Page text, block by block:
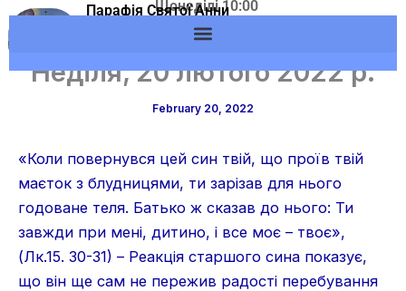
Skip
to
Парафія Святої Анни
м.Вишневе УГКЦ
Щонеділі 10:00
Адреса: м.Вишневе,
вул. Європейська, 53
Неділя, 20 лютого 2022 р.
February 20, 2022
«Коли повернувся цей син твій, що проїв твій
маєток з блудницями, ти зарізав для нього
годоване теля. Батько ж сказав до нього: Ти
завжди при мені, дитино, і все моє – твоє»,
(Лк.15. 30-31) – Реакція старшого сина показує,
що він ще сам не пережив радості перебування